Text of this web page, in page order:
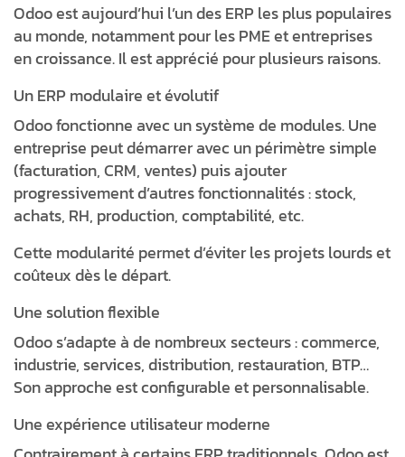
Odoo est aujourd’hui l’un des ERP les plus populaires
au monde, notamment pour les PME et entreprises
en croissance. Il est apprécié pour plusieurs raisons.
Un ERP modulaire et évolutif
Odoo fonctionne avec un système de modules. Une
entreprise peut démarrer avec un périmètre simple
(facturation, CRM, ventes) puis ajouter
progressivement d’autres fonctionnalités : stock,
achats, RH, production, comptabilité, etc.
Cette modularité permet d’éviter les projets lourds et
coûteux dès le départ.
Une solution flexible
Odoo s’adapte à de nombreux secteurs : commerce,
industrie, services, distribution, restauration, BTP…
Son approche est configurable et personnalisable.
Une expérience utilisateur moderne